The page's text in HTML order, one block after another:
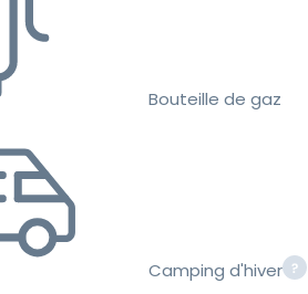
Bouteille de gaz
Camping d'hiver